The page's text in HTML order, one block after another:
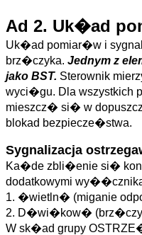
Ad 2. Uk�ad
Uk�ad pomiar�w i
brz�czyka. Jednym z
jako BST. Sterownik
wyci�gu. Dla wszystkich
mieszcz� si� w
blokad bezpiecze�stwa.
Sygnalizacja
Ka�de zbli�enie si�
dodatkowymi
1. �wietln� (miganie
2. D�wi�kow�
W sk�ad grupy